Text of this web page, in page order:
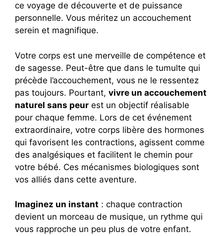
ce voyage de découverte et de puissance
personnelle. Vous méritez un accouchement
serein et magnifique.
Votre corps est une merveille de compétence et
de sagesse. Peut-être que dans le tumulte qui
précède l’accouchement, vous ne le ressentez
pas toujours. Pourtant, vivre un accouchement
naturel sans peur est un objectif réalisable
pour chaque femme. Lors de cet événement
extraordinaire, votre corps libère des hormones
qui favorisent les contractions, agissent comme
des analgésiques et facilitent le chemin pour
votre bébé. Ces mécanismes biologiques sont
vos alliés dans cette aventure.
Imaginez un instant : chaque contraction
devient un morceau de musique, un rythme qui
vous rapproche un peu plus de votre enfant.